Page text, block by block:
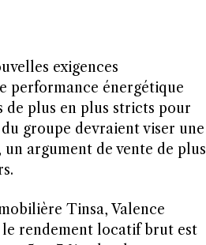
exigences
performance énergétique
de plus en plus stricts pour
groupe devraient viser une
argument de vente de plus
Tinsa, Valence
rendement locatif brut est